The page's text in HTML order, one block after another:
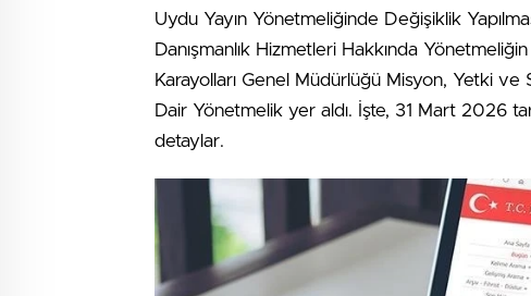
Uydu Yayın Yönetmeliğinde Değişiklik
Danışmanlık Hizmetleri Hakkında
Karayolları Genel Müdürlüğü Misyon, Yetki ve
Dair Yönetmelik yer aldı. İşte, 31 Mart 2026
detaylar.